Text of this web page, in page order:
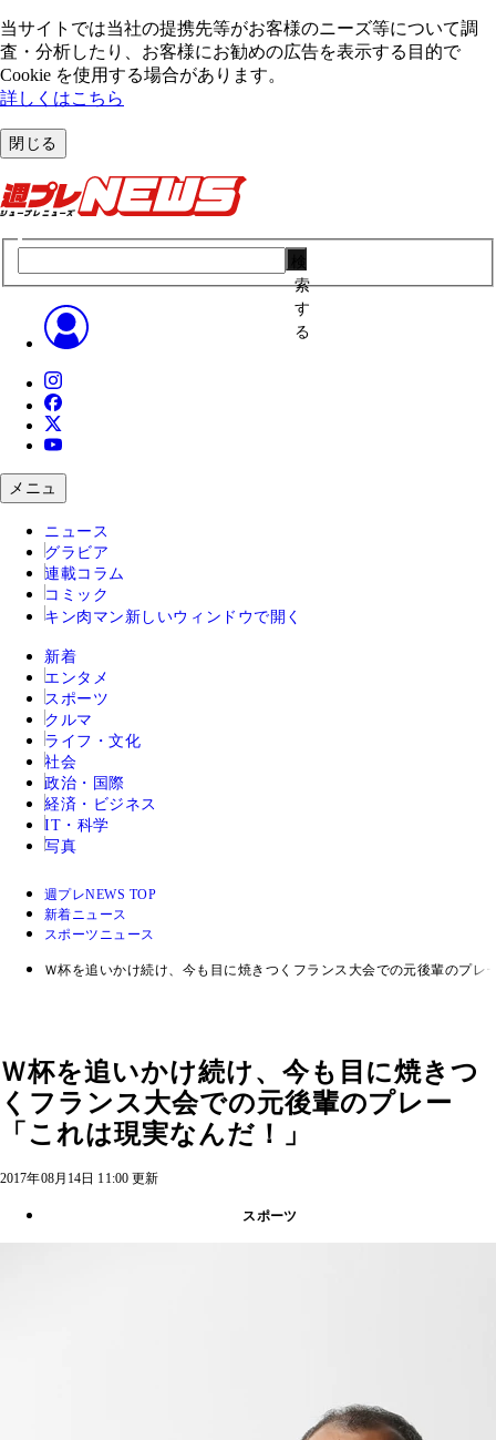
当サイトでは当社の提携先等がお客様のニーズ等について調
査・分析したり、お客様にお勧めの広告を表⽰する⽬的で
Cookie を使⽤する場合があります。
詳しくはこちら
閉じる
索
す
る
メニュ
ニュース
グラビア
連載コラム
コミック
キン肉マン 新しいウィンドウで開く
新着
エンタメ
スポーツ
クルマ
ライフ・文化
社会
政治・国際
経済・ビジネス
IT・科学
写真
週プレNEWS TOP
新着ニュース
スポーツニュース
Ｗ杯を追いかけ続け、今も目に焼きつくフランス大会での元後輩のプレ
Ｗ杯を追いかけ続け、今も目に焼きつ
くフランス大会での元後輩のプレー
「これは現実なんだ！」
2017年08月14日 11:00 更新
スポーツ